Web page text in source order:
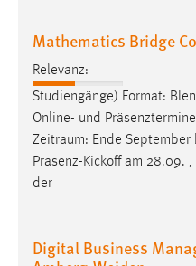
Studiengänge) Format:
Online- und
Zeitraum: Ende September
Präsenz-Kickoff am 28.09.
der
Digital Business
Hauptgebäude,Raum114